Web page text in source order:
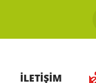
İLETİŞİM